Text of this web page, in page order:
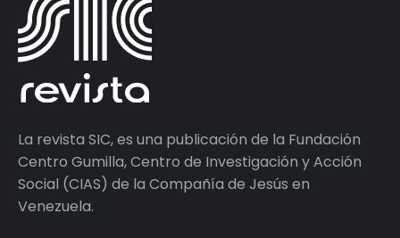
La revista SIC, es una publicación de la Fundación
Centro Gumilla, Centro de Investigación y Acción
Social (CIAS) de la Compañía de Jesús en
Venezuela.